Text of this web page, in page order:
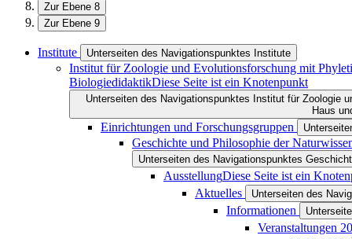
Zur Ebene 8
Zur Ebene 9
Institute Unterseiten des Navigationspunktes Institute
Institut für Zoologie und Evolutionsforschung mit
BiologiedidaktikDiese Seite ist ein Knotenpunkt
Unterseiten des Navigationspunktes Institut für Zoologie
Haus
Einrichtungen und Forschungsgruppen
Geschichte und Philosophie der
Unterseiten des Navigationspunktes
AusstellungDiese Seite ist ein
Aktuelles
Unterseiten des
Informationen
Veranstaltungen